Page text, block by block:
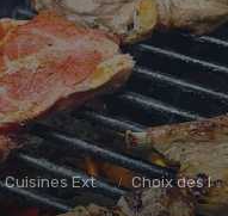
Extérieures Choix des